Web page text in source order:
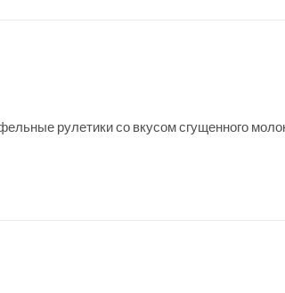
рулетики со вкусом сгущенного